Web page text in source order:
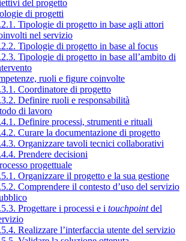
del progetto
di progetti
Tipologie di progetto in base agli attori
nel servizio
Tipologie di progetto in base al focus
Tipologie di progetto in base all’ambito di
ruoli e figure coinvolte
Coordinatore di progetto
Definire ruoli e responsabilità
di lavoro
Definire processi, strumenti e rituali
Curare la documentazione di progetto
Organizzare tavoli tecnici collaborativi
Prendere decisioni
progettuale
Organizzare il progetto e la sua gestione
Comprendere il contesto d’uso del servizio
Progettare i processi e i touchpointdel
Realizzare l’interfaccia utente del servizio